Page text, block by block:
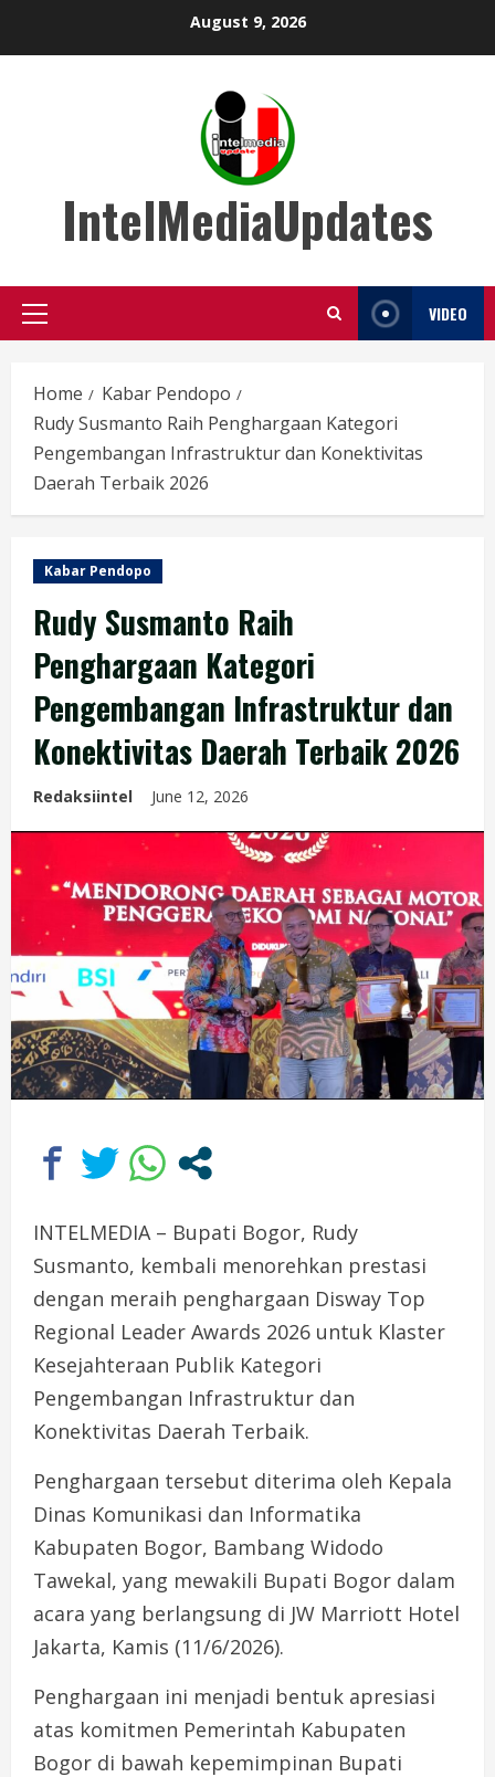
August 9, 2026
IntelMediaUpdates
Primary
VIDEO
Home
Kabar Pendopo
Rudy Susmanto Raih Penghargaan Kategori
Pengembangan Infrastruktur dan Konektivitas
Daerah Terbaik 2026
Kabar Pendopo
Rudy Susmanto Raih
Penghargaan Kategori
Pengembangan Infrastruktur dan
Konektivitas Daerah Terbaik 2026
Redaksiintel June 12, 2026
INTELMEDIA – Bupati Bogor, Rudy
Susmanto, kembali menorehkan prestasi
dengan meraih penghargaan Disway Top
Regional Leader Awards 2026 untuk Klaster
Kesejahteraan Publik Kategori
Pengembangan Infrastruktur dan
Konektivitas Daerah Terbaik.
Penghargaan tersebut diterima oleh Kepala
Dinas Komunikasi dan Informatika
Kabupaten Bogor, Bambang Widodo
Tawekal, yang mewakili Bupati Bogor dalam
acara yang berlangsung di JW Marriott Hotel
Jakarta, Kamis (11/6/2026).
Penghargaan ini menjadi bentuk apresiasi
atas komitmen Pemerintah Kabupaten
Bogor di bawah kepemimpinan Bupati